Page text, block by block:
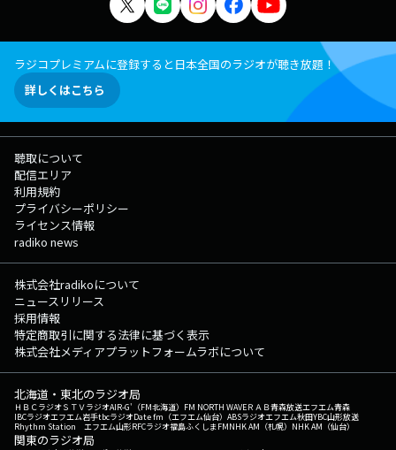
ラジコプレミアムに登録すると日本全国のラジオが聴き放題！
詳しくはこちら
聴取について
配信エリア
利用規約
プライバシーポリシー
ライセンス情報
radiko news
株式会社radikoについて
ニュースリリース
採用情報
特定商取引に関する法律に基づく表示
株式会社メディアプラットフォームラボについて
北海道・東北のラジオ局
ＨＢＣラジオＳＴＶラジオAIR-G'（FM北海道） FM NORTH WAVEＲＡＢ青森放送エフエム青森
IBCラジオエフエム岩手tbcラジオDate fm（エフエム仙台） ABSラジオエフエム秋田YBC山形放送
Rhythm Station エフエム山形RFCラジオ福島ふくしまFMNHK AM（札幌） NHK AM（仙台）
関東のラジオ局